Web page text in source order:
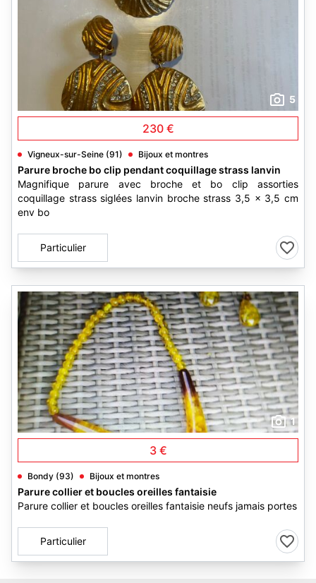
5
230 €
Vigneux-sur-Seine (91) Bijoux et montres
Parure broche bo clip pendant coquillage strass lanvin
Magnifique parure avec broche et bo clip assorties
coquillage strass siglées lanvin broche strass 3,5 x 3,5 cm
env bo
Particulier
1
3 €
Bondy (93) Bijoux et montres
Parure collier et boucles oreilles fantaisie
Parure collier et boucles oreilles fantaisie neufs jamais portes
Particulier